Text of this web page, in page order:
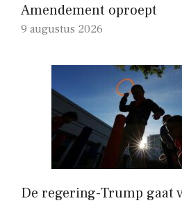
Amendement oproept
9 augustus 2026
De regering-Trump gaat